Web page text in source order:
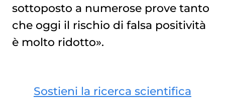
sottoposto a numerose prove tanto
che oggi il rischio di falsa positività
è molto ridotto».
Sostieni la ricerca scientifica